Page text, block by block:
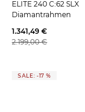
ELITE 240 C:62 SLX
Diamantrahmen
1.341,49 €
2.199,00 €
SALE: -17 %